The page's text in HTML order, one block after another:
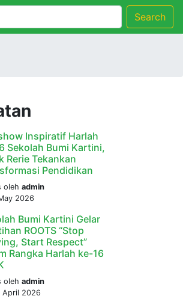
Search
Inspiratif Harlah
Sekolah Bumi Kartini,
Rerie Tekankan
Pendidikan
oleh admin
2026
Bumi Kartini Gelar
ROOTS “Stop
Start Respect”
Rangka Harlah ke-16
oleh admin
April 2026